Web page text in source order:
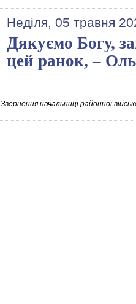
Неділя, 05 травня
Дякуємо Богу,
цей ранок, –
Звернення начальниці районної